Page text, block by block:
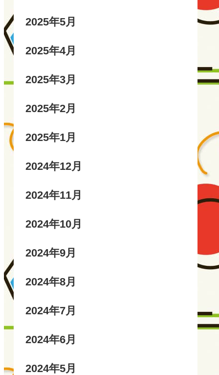
2025年5月
2025年4月
2025年3月
2025年2月
2025年1月
2024年12月
2024年11月
2024年10月
2024年9月
2024年8月
2024年7月
2024年6月
2024年5月